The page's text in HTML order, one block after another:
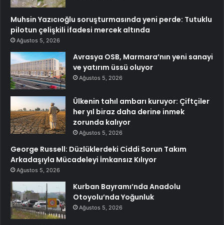
Muhsin Yazıcıoğlu soruşturmasında yeni perde: Tutuklu
pilotun çelişkili ifadesi mercek altında
Ağustos 5, 2026
Avrasya OSB, Marmara’nın yeni sanayi
ve yatırım üssü oluyor
Ağustos 5, 2026
Ülkenin tahıl ambarı kuruyor: Çiftçiler
her yıl biraz daha derine inmek
zorunda kalıyor
Ağustos 5, 2026
George Russell: Düzlüklerdeki Ciddi Sorun Takım
Arkadaşıyla Mücadeleyi İmkansız Kılıyor
Ağustos 5, 2026
Kurban Bayramı’nda Anadolu
Otoyolu’nda Yoğunluk
Ağustos 5, 2026